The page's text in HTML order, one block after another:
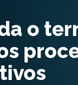
o